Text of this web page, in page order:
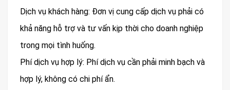
Dịch vụ khách hàng: Đơn vị cung cấp dịch vụ phải có
khả năng hỗ trợ và tư vấn kịp thời cho doanh nghiệp
trong mọi tình huống.
Phí dịch vụ hợp lý: Phí dịch vụ cần phải minh bạch và
hợp lý, không có chi phí ẩn.